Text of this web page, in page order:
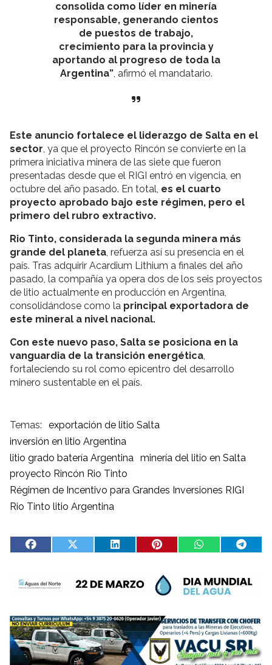
consolida como líder en minería
responsable, generando cientos
de puestos de trabajo,
crecimiento para la provincia y
aportando al progreso de toda la
Argentina”, afirmó el mandatario.
Este anuncio fortalece el liderazgo de Salta en el
sector, ya que el proyecto Rincón se convierte en la
primera iniciativa minera de las siete que fueron
presentadas desde que el RIGI entró en vigencia, en
octubre del año pasado. En total, es el cuarto
proyecto aprobado bajo este régimen, pero el
primero del rubro extractivo.
Rio Tinto, considerada la segunda minera más
grande del planeta, refuerza así su presencia en el
país. Tras adquirir Acardium Lithium a finales del año
pasado, la compañía ya opera dos de los seis proyectos
de litio actualmente en producción en Argentina,
consolidándose como la principal exportadora de
este mineral a nivel nacional.
Con este nuevo paso, Salta se posiciona en la
vanguardia de la transición energética,
fortaleciendo su rol como epicentro del desarrollo
minero sustentable en el país.
exportación de litio Salta
inversión en litio Argentina
litio grado batería Argentina
minería del litio en Salta
proyecto Rincón Rio Tinto
Régimen de Incentivo para Grandes Inversiones RIGI
Rio Tinto litio Argentina